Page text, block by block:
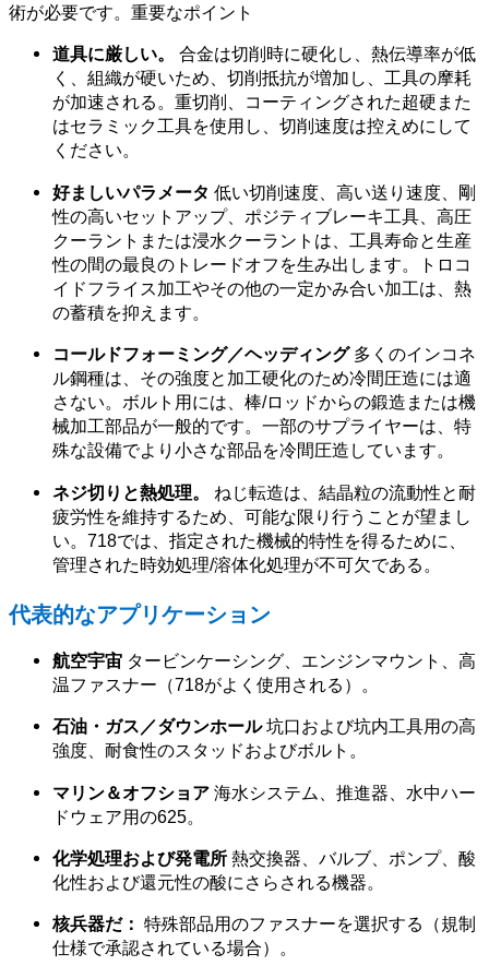
術が必要です。重要なポイント
道具に厳しい。
合金は切削時に硬化し、熱伝導率が低
く、組織が硬いため、切削抵抗が増加し、工具の摩耗
が加速される。重切削、コーティングされた超硬また
はセラミック工具を使用し、切削速度は控えめにして
ください。
好ましいパラメータ 低い切削速度、高い送り速度、剛
性の高いセットアップ、ポジティブレーキ工具、高圧
クーラントまたは浸水クーラントは、工具寿命と生産
性の間の最良のトレードオフを生み出します。トロコ
イドフライス加工やその他の一定かみ合い加工は、熱
の蓄積を抑えます。
コールドフォーミング／ヘッディング多くのインコネ
ル鋼種は、その強度と加工硬化のため冷間圧造には適
さない。ボルト用には、棒/ロッドからの鍛造または機
械加工部品が一般的です。一部のサプライヤーは、特
殊な設備でより小さな部品を冷間圧造しています。
ネジ切りと熱処理。
ねじ転造は、結晶粒の流動性と耐
疲労性を維持するため、可能な限り行うことが望まし
い。718では、指定された機械的特性を得るために、
管理された時効処理/溶体化処理が不可欠である。
代表的なアプリケーション
航空宇宙 タービンケーシング、エンジンマウント、高
温ファスナー（718がよく使用される）。
石油・ガス／ダウンホール坑口および坑内工具用の高
強度、耐食性のスタッドおよびボルト。
マリン＆オフショア 海水システム、推進器、水中ハー
ドウェア用の625。
化学処理および発電所 熱交換器、バルブ、ポンプ、酸
化性および還元性の酸にさらされる機器。
核兵器だ： 特殊部品用のファスナーを選択する（規制
仕様で承認されている場合）。